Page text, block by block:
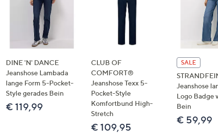
DINE 'N' DANCE
Jeanshose Lambada
lange Form 5-Pocket-
Style gerades Bein
€ 119,99
CLUB OF
COMFORT®
Jeanshose Texx 5-
Pocket-Style
Komfortbund High-
Stretch
€ 109,95
SALE
Jeanshose
Logo Badge
Bein
€ 59,99